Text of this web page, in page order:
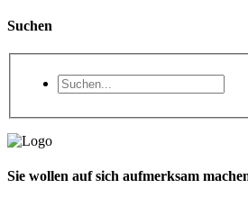
Suchen
Sie wollen auf sich aufmerksam